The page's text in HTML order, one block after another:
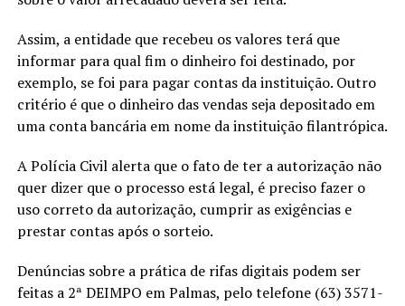
Assim, a entidade que recebeu os valores terá que
informar para qual fim o dinheiro foi destinado, por
exemplo, se foi para pagar contas da instituição. Outro
critério é que o dinheiro das vendas seja depositado em
uma conta bancária em nome da instituição filantrópica.
A Polícia Civil alerta que o fato de ter a autorização não
quer dizer que o processo está legal, é preciso fazer o
uso correto da autorização, cumprir as exigências e
prestar contas após o sorteio.
Denúncias sobre a prática de rifas digitais podem ser
feitas a 2ª DEIMPO em Palmas, pelo telefone (63) 3571-